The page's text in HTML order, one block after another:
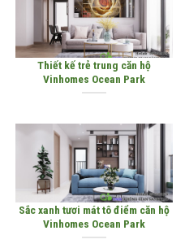
Thiết kế trẻ trung căn hộ
Vinhomes Ocean Park
Sắc xanh tươi mát tô điểm căn hộ
Vinhomes Ocean Park